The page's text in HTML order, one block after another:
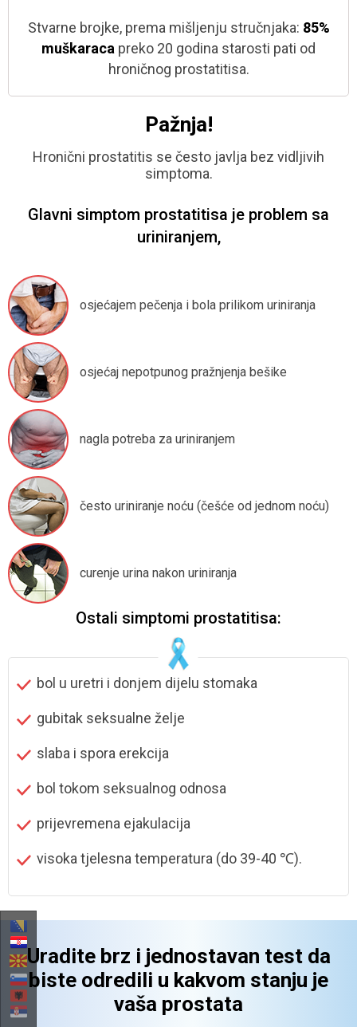
Stvarne brojke, prema mišljenju stručnjaka: 85%
muškaraca preko 20 godina starosti pati od
hroničnog prostatitisa.
Pažnja!
Hronični prostatitis se često javlja bez vidljivih
simptoma.
Glavni simptom prostatitisa je problem sa
uriniranjem,
osjećajem pečenja i bola prilikom uriniranja
osjećaj nepotpunog pražnjenja bešike
nagla potreba za uriniranjem
često uriniranje noću (češće od jednom noću)
curenje urina nakon uriniranja
Ostali simptomi prostatitisa:
bol u uretri i donjem dijelu stomaka
gubitak seksualne želje
slaba i spora erekcija
bol tokom seksualnog odnosa
prijevremena ejakulacija
visoka tjelesna temperatura (do 39-40 ℃).
Uradite brz i jednostavan test da
biste odredili u kakvom stanju je
vaša prostata